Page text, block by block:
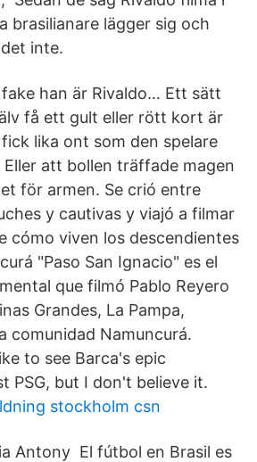
brasilianare lägger sig och
inte.
han är Rivaldo… Ett sätt
få ett gult eller rött kort är
lika ont som den spelare
Eller att bollen träffade magen
för armen. Se crió entre
y cautivas y viajó a filmar
cómo viven los descendientes
"Paso San Ignacio" es el
que filmó Pablo Reyero
Grandes, La Pampa,
comunidad Namuncurá.
to see Barca's epic
PSG, but I don't believe it.
stockholm csn
Antony El fútbol en Brasil es